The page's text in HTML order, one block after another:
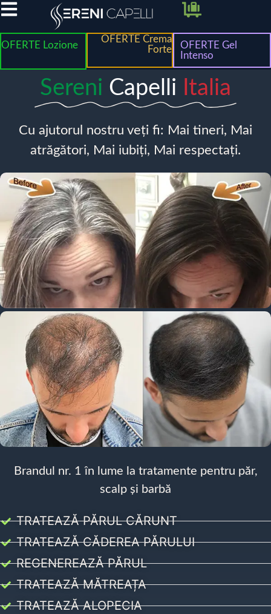
OFERTE Lozione
OFERTE Crema
Forte
OFERTE Gel
Intenso
Sereni Capelli Italia
Cu ajutorul nostru veți fi: Mai tineri, Mai
atrăgători, Mai iubiți, Mai respectați.
Brandul nr. 1 în lume la tratamente pentru păr,
scalp și barbă
TRATEAZĂ PĂRUL CĂRUNT
TRATEAZĂ CĂDEREA PĂRULUI
REGENEREAZĂ PĂRUL
TRATEAZĂ MĂTREAȚA
TRATEAZĂ ALOPECIA